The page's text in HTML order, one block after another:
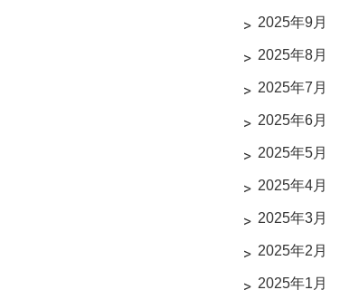
2025年9月
2025年8月
2025年7月
2025年6月
2025年5月
2025年4月
2025年3月
2025年2月
2025年1月